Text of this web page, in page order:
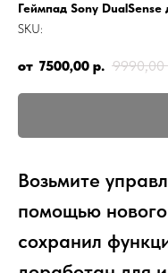
Геймпад Sony DualSense
SKU:
7500,00 р. 9990,00
Возьмите
помощью
сохранил